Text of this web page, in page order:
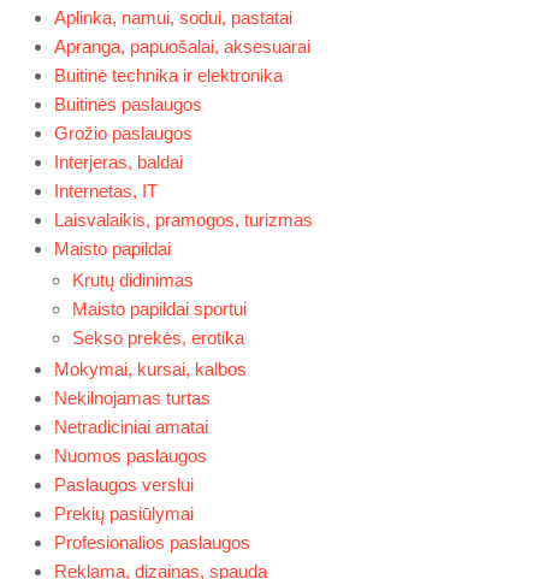
Aplinka, namui, sodui, pastatai
Apranga, papuošalai, aksesuarai
Buitinė technika ir elektronika
Buitinės paslaugos
Grožio paslaugos
Interjeras, baldai
Internetas, IT
Laisvalaikis, pramogos, turizmas
Maisto papildai
Krutų didinimas
Maisto papildai sportui
Sekso prekės, erotika
Mokymai, kursai, kalbos
Nekilnojamas turtas
Netradiciniai amatai
Nuomos paslaugos
Paslaugos verslui
Prekių pasiūlymai
Profesionalios paslaugos
Reklama, dizainas, spauda